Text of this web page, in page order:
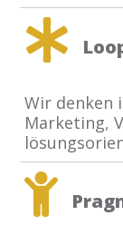
Wir denken
Marketing,